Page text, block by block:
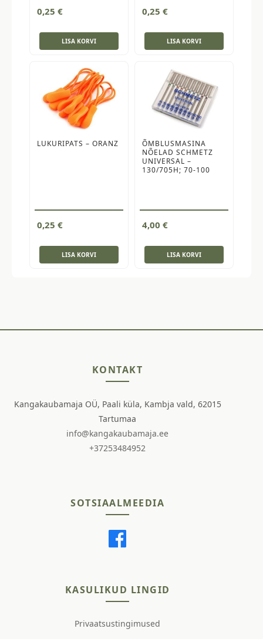
0,25 €
LISA KORVI
0,25 €
LISA KORVI
LUKURIPATS – ORANZ
0,25 €
LISA KORVI
ÕMBLUSMASINA
NÕELAD SCHMETZ
UNIVERSAL –
130/705H; 70-100
4,00 €
LISA KORVI
KONTAKT
Kangakaubamaja OÜ, Paali küla, Kambja vald, 62015
Tartumaa
info@kangakaubamaja.ee
+37253484952
SOTSIAALMEEDIA
KASULIKUD LINGID
Privaatsustingimused